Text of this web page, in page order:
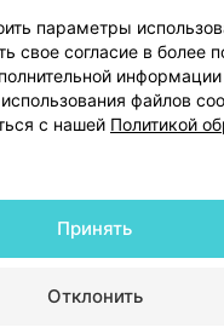
Вакансии
руководителю 103.by
Написать в поддержку
настройки Cookie
УНП 191700409 | 220012,
+375 291212755
параметры
свое согласие в более
файлов
с нашей Политикой
Отклонить
Принять